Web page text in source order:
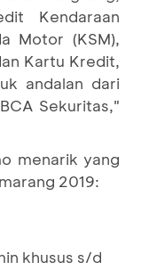
Kendaraan
Motor (KSM),
Kartu Kredit,
andalan dari
Sekuritas,"
menarik yang
2019:
khusus s/d